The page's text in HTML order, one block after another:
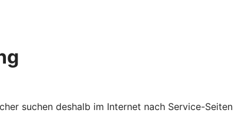
suchen deshalb im Internet nach Service-